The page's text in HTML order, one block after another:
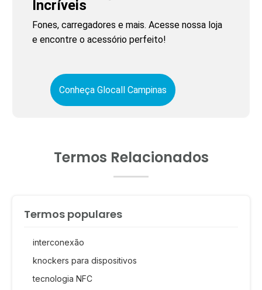
Incríveis
Fones, carregadores e mais. Acesse nossa loja
e encontre o acessório perfeito!
Conheça Glocall Campinas
Termos Relacionados
Termos populares
interconexão
knockers para dispositivos
tecnologia NFC